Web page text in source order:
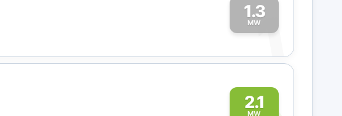
1.3
MW
1
2.1
MW